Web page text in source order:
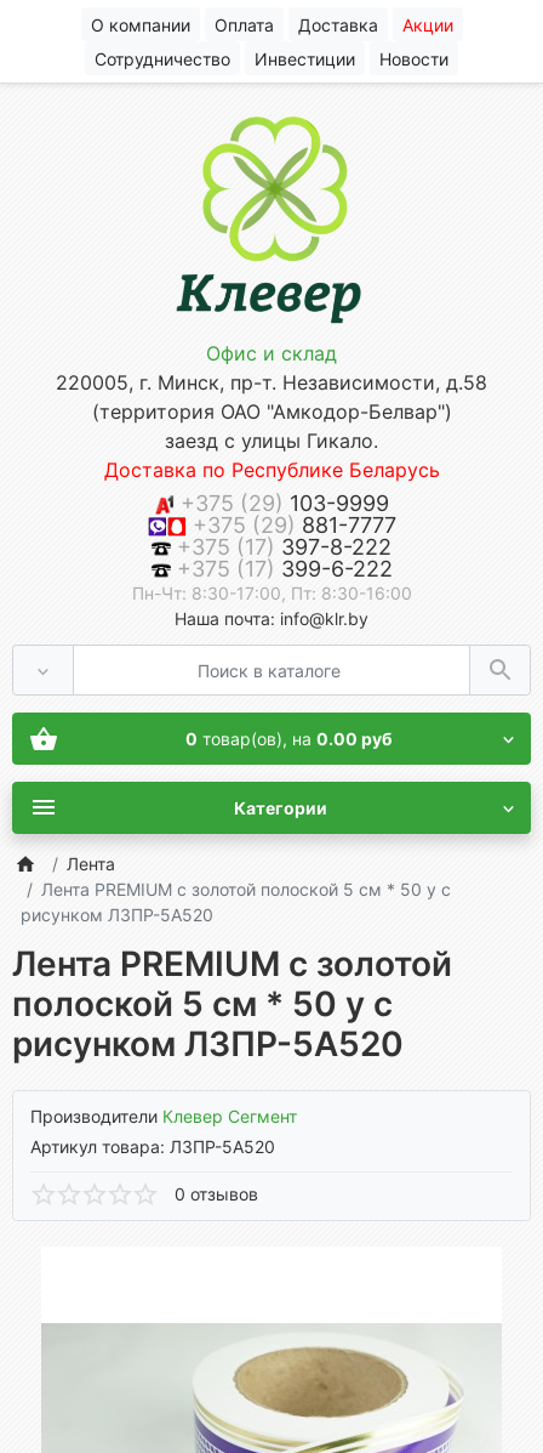
О компании Оплата Доставка
Акции
Сотрудничество
Инвестиции Новости
Офис и склад
220005, г. Минск, пр-т. Независимости, д.58
(территория ОАО "Амкодор-Белвар")
заезд с улицы Гикало.
Доставка по Республике Беларусь
+375 (29) 103-9999
+375 (29) 881-7777
+375 (17) 397-8-222
+375 (17) 399-6-222
Пн-Чт: 8:30-17:00, Пт: 8:30-16:00
Наша почта: info@klr.by
0 товар(ов), на 0.00 руб
Категории
Лента
Лента PREMIUM с золотой полоской 5 см * 50 у с
рисунком ЛЗПР-5А520
Лента PREMIUM с золотой
полоской 5 см * 50 у с
рисунком ЛЗПР-5А520
Производители Клевер Сегмент
Артикул товара: ЛЗПР-5А520
0 отзывов